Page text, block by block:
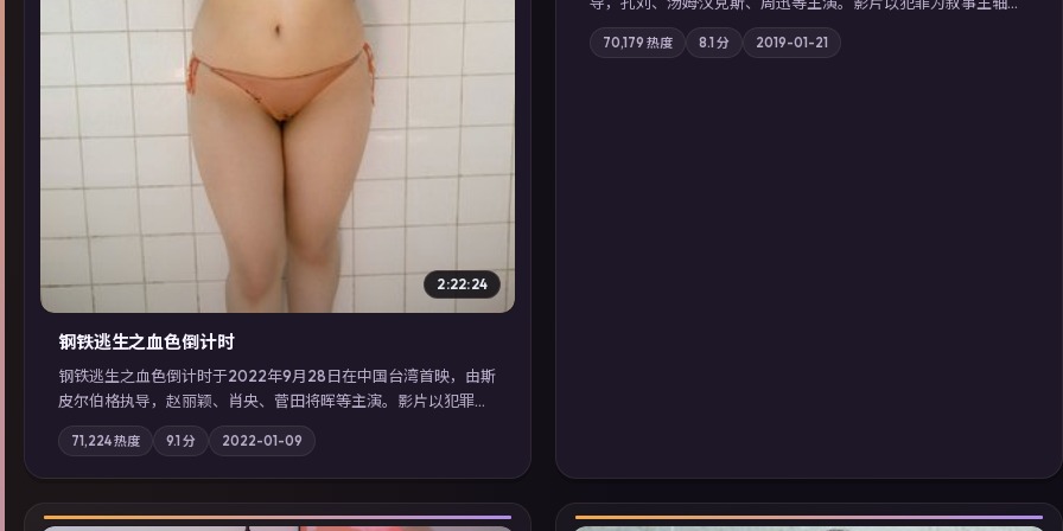
2:22:24
钢铁逃生之血色倒计时
钢铁逃生之血色倒计时于2022年9月28日在中国台湾首映，由斯
皮尔伯格执导，赵丽颖、肖央、菅田将晖等主演。影片以犯罪为
叙事主轴，失踪人口档案牵出跨国灰色产业链；摄影与配乐强化
地域气质；站内亦可通过「国产免费观看高清电视剧在线看」延
展检索同类型高分佳作，畅享高清在线追剧体验。
71,224热度 9.1 分 2022-01-09
边境小镇的平静被一封匿名信彻底打破；摄影与配乐强化地域气
质；站内亦可通过「国产免费观看高清电视剧在线看」延展检索
70,179 热度 8.1 分 2019-01-21